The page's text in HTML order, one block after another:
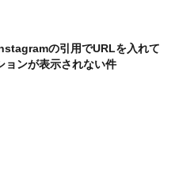
の引用でURLを入れて
ョンが表示されない件